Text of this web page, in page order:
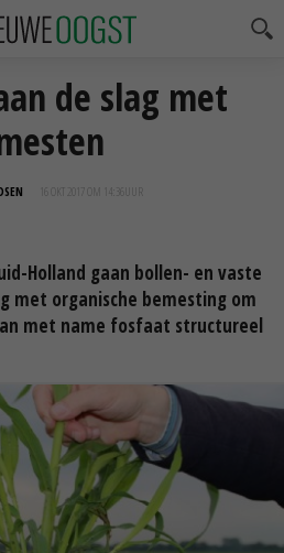
de slag met
16 OKT 2017 OM 14:36
Holland gaan bollen- en vaste
met organische bemesting om
met name fosfaat structureel